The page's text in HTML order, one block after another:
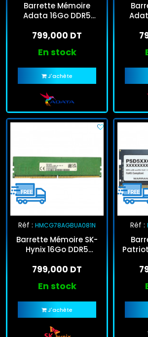
Barrette Mémoire
Adata 16Go DDR5
799,000 DT
En stock
J'achète
Réf : HMCG78AGBUA081N
Barrette Mémoire SK-
Hynix 16Go DDR5
799,000 DT
En stock
J'achète
Réf :
Patriot Signature Line